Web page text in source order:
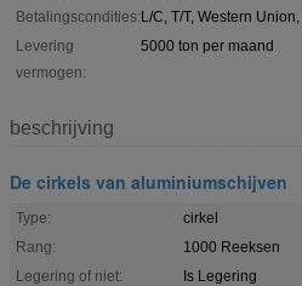
Betalingscondities:L/C, T/T, Western Union,
Levering
vermogen:
5000 ton per maand
beschrijving
De cirkels van aluminiumschijven
Type:
cirkel
Rang:
1000 Reeksen
Legering of niet:
Is Legering